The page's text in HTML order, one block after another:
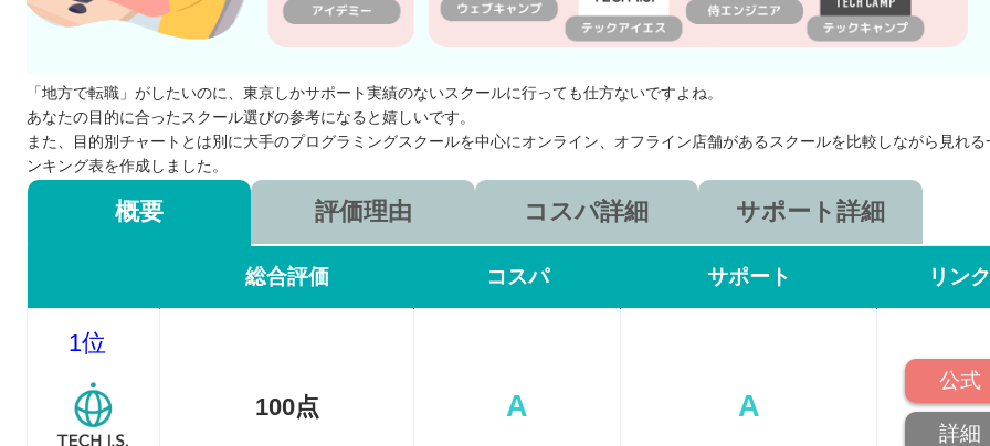
「地方で転職」がしたいのに、東京しかサポート実績のないスクールに行っても仕方ないですよね。
あなたの目的に合ったスクール選びの参考になると嬉しいです。
また、目的別チャートとは別に大手のプログラミングスクールを中心にオンライン、オフライン店舗があるスクールを比較しながら見れる
ンキング表を作成しました。
概要 評価理由 コスパ詳細 サポート詳細
総合評価 コスパ サポート リンク
1位
100点 A A
公式
詳細